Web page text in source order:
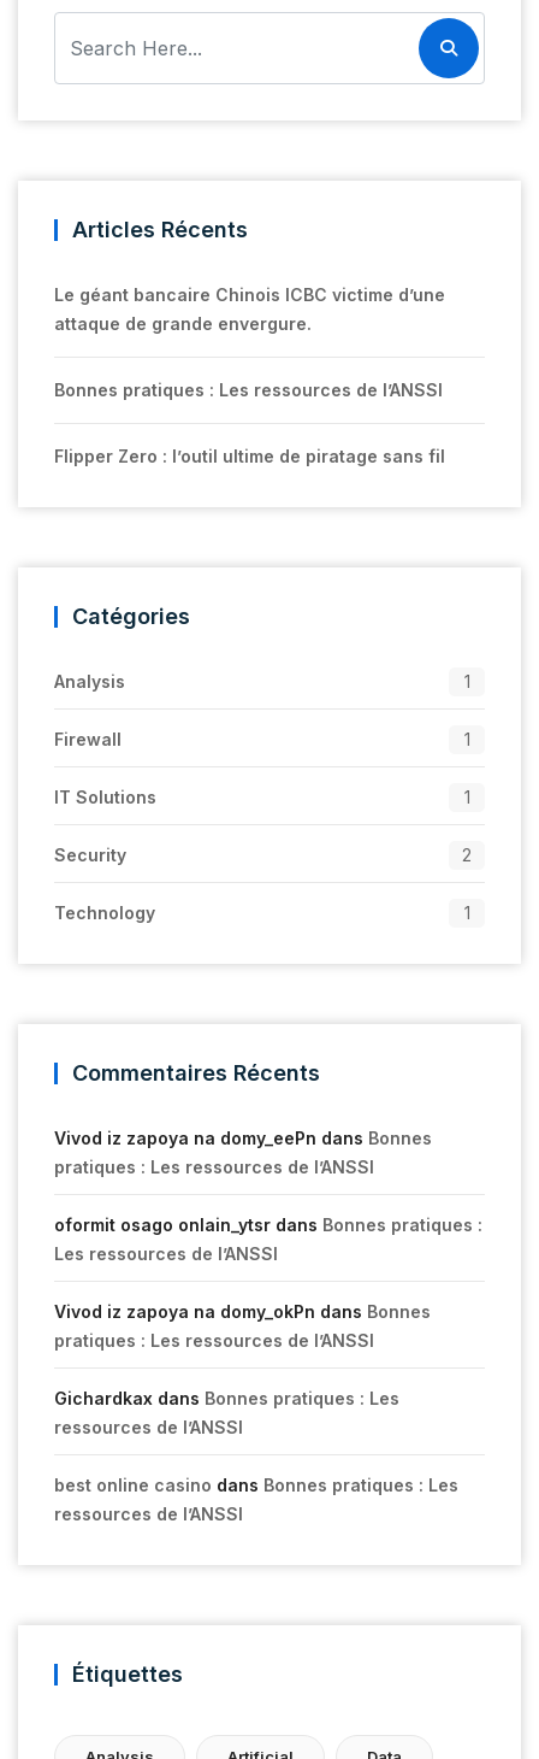
Articles Récents
Le géant bancaire Chinois ICBC victime d’une
attaque de grande envergure.
Bonnes pratiques : Les ressources de l’ANSSI
Flipper Zero : l’outil ultime de piratage sans fil
Catégories
Analysis 1
Firewall 1
IT Solutions 1
Security 2
Technology 1
Commentaires Récents
Vivod iz zapoya na domy_eePn dans Bonnes
pratiques : Les ressources de l’ANSSI
oformit osago onlain_ytsr dans Bonnes pratiques :
Les ressources de l’ANSSI
Vivod iz zapoya na domy_okPn dans Bonnes
pratiques : Les ressources de l’ANSSI
Gichardkax dans Bonnes pratiques : Les
ressources de l’ANSSI
best online casino dans Bonnes pratiques : Les
ressources de l’ANSSI
Étiquettes